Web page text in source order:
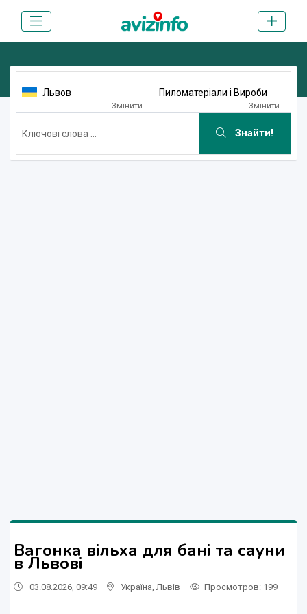
Львов
Змінити
Пиломатеріали і Вироби
Змінити
Знайти!
Вагонка вільха для бані та сауни
в Львові
03.08.2026, 09:49 Україна Львів Просмотров: 199